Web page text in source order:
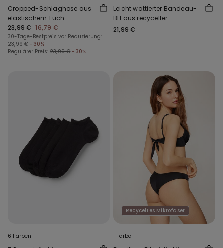
Cropped-Schlaghose aus
elastischem Tuch
23,99 € 16,79 €
30-Tage-Bestpreis vor Reduzierung:
23,99 € -30%
Regulärer Preis: 23,99 € -30%
Leicht wattierter Bandeau-
BH aus recycelter
Mikrofaser Full Coverage
21,99 €
6 Farben
Recyceltes Mikrofaser
1 Farbe